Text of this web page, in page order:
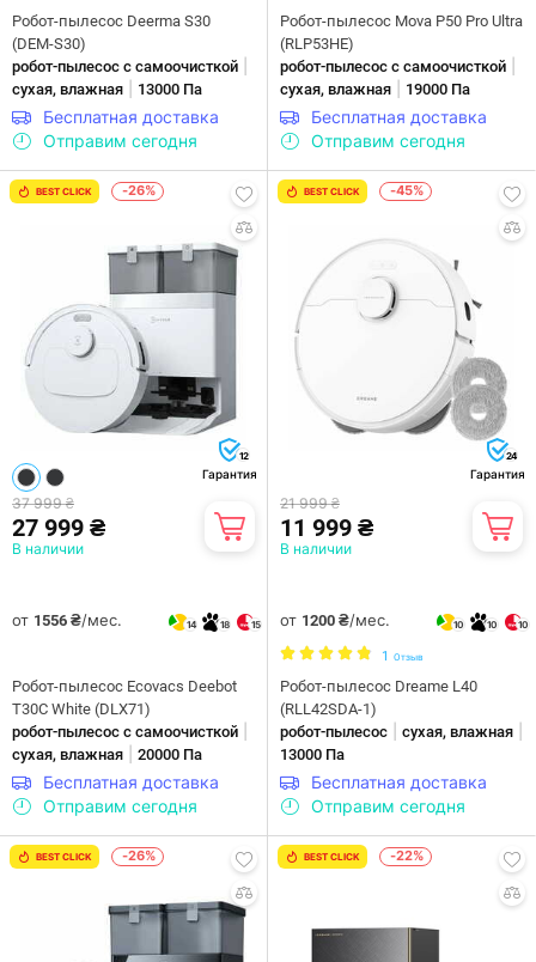
Робот-пылесос Deerma S30
(DEM-S30)
робот-пылесос с самоочисткой
сухая, влажная 13000 Па
Бесплатная доставка
Отправим сегодня
Робот-пылесос Mova P50 Pro Ultra
(RLP53HE)
робот-пылесос с самоочисткой
сухая, влажная 19000 Па
Бесплатная доставка
Отправим сегодня
BEST CLICK -26%
12
Гарантия
37 999 ₴
27 999 ₴
В наличии
от 1556 ₴/мес. 14 18 15
Робот-пылесос Ecovacs Deebot
T30C White (DLX71)
робот-пылесос с самоочисткой
сухая, влажная 20000 Па
Бесплатная доставка
Отправим сегодня
BEST CLICK -45%
24
Гарантия
21 999 ₴
11 999 ₴
В наличии
от 1200 ₴/мес. 10 10 10
1 Отзыв
Робот-пылесос Dreame L40
(RLL42SDA-1)
робот-пылесос
сухая, влажная
13000 Па
Бесплатная доставка
Отправим сегодня
BEST CLICK -26% BEST CLICK -22%